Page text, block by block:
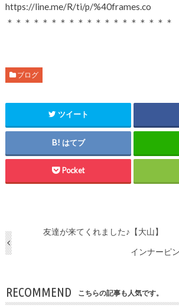
https://line.me/R/ti/p/%40frames.co
＊＊＊＊＊＊＊＊＊＊＊＊＊＊＊＊＊＊＊
ブログ
ツイート
はてブ
Pocket
友達が来てくれました♪【大山】
インナーピ
RECOMMEND こちらの記事も人気です。